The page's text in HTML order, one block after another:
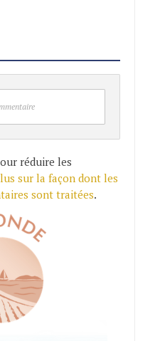
réduire les
sur la façon dont les
sont traitées.